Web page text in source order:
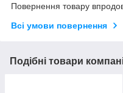
Повернення товару
Всі умови повернення
Подібні товари